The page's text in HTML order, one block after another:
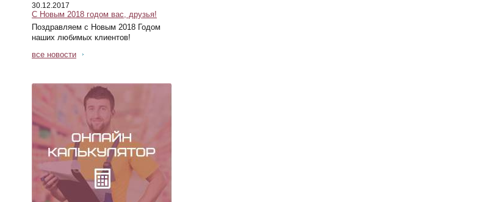
30.12.2017
С Новым 2018 годом вас, друзья!
Поздравляем с Новым 2018 Годом
наших любимых клиентов!
все новости